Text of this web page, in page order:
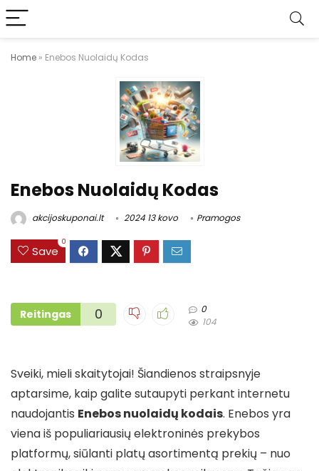
Home » Enebos Nuolaidų Kodas
Enebos Nuolaidų Kodas
akcijoskuponai.lt 2024 13 kovo Pramogos
Save
0
Reitingas 0
0
104
Sveiki, mieli skaitytojai! Šiandienos straipsnyje
aptarsime, kaip galite sutaupyti perkant internetu
naudojantis Enebos nuolaidų kodais. Enebos yra
viena iš populiariausių elektroninės prekybos
platformų, siūlanti platų asortimentą prekių – nuo